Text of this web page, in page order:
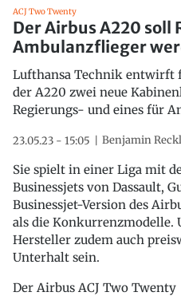
ACJ Two Twenty
Der Airbus A220 soll
Ambulanzflieger
Lufthansa Technik entwirft
der A220 zwei neue
Regierungs- und eines für
23.05.23 - 15:05 Benjamin
Sie spielt in einer Liga mit
Businessjets von Dassault,
Businessjet-Version des
als die Konkurrenzmodelle.
Hersteller zudem auch
Unterhalt sein.
Der Airbus ACJ Two